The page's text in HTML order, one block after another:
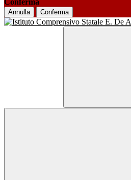
Conferma
Annulla Conferma